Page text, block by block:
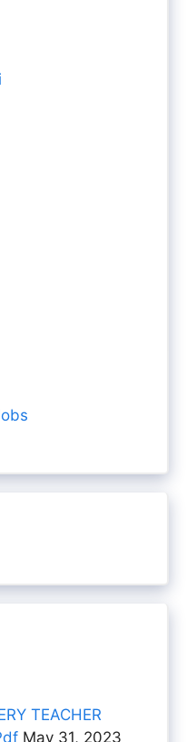
TEACHER
May 31, 2023